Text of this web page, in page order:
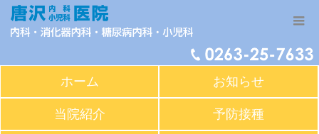
ホーム お知らせ
当院紹介 予防接種